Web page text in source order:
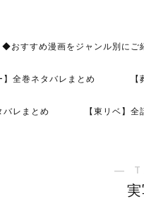
◆おすすめ漫画をジャンル別にご
】全巻ネタバレまとめ
バレまとめ 【東リベ】
―